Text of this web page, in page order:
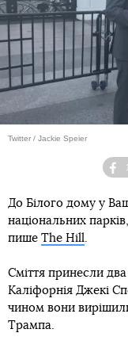
До Білого дому у
національних
пише The Hill.
Сміття принесли
Каліфорнія Джекі
чином вони
Трампа.